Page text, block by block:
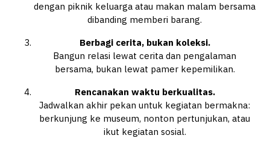
dengan piknik keluarga atau makan malam bersama
dibanding memberi barang.
Berbagi cerita, bukan koleksi.
Bangun relasi lewat cerita dan pengalaman
bersama, bukan lewat pamer kepemilikan.
Rencanakan waktu berkualitas.
Jadwalkan akhir pekan untuk kegiatan bermakna:
berkunjung ke museum, nonton pertunjukan, atau
ikut kegiatan sosial.